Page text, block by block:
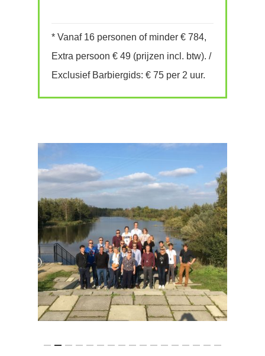
* Vanaf 16 personen of minder € 784,
Extra persoon € 49 (prijzen incl. btw). /
Exclusief Barbiergids: € 75 per 2 uur.